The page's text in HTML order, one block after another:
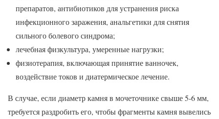
препаратов, антибиотиков для устранения риска
инфекционного заражения, анальгетики для снятия
сильного болевого синдрома;
лечебная физкультура, умеренные нагрузки;
физиотерапия, включающая принятие ванночек,
воздействие токов и диатермическое лечение.
В случае, если диаметр камня в мочеточнике свыше 5-6 мм,
требуется раздробить его, чтобы фрагменты камня вывелись